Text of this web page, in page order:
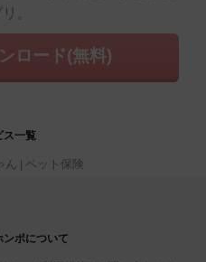
。
ロード(無料)
ス一覧
ペット保険
ポについて